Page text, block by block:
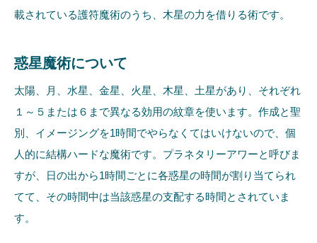
載されている護符魔術のうち、木星の力を借りる術です。
惑星魔術について
太陽、月、水星、金星、火星、木星、土星があり、それぞれ
１～５または６まで異なる効用の紋章を使います。作成と聖
別、イメージングを1時間でやらなくてはいけないので、個
人的に結構ハードな魔術です。プラネタリーアワーと呼びま
すが、日の出から1時間ごとに各惑星の時間が割り当てられ
てて、その時間中は当該惑星の支配する時間とされていま
す。